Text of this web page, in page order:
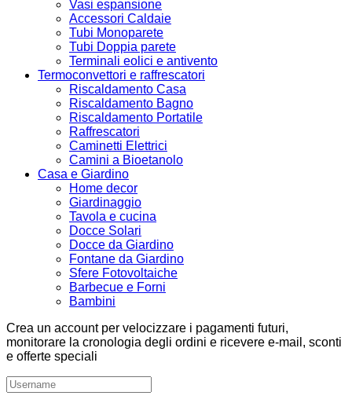
Vasi espansione
Accessori Caldaie
Tubi Monoparete
Tubi Doppia parete
Terminali eolici e antivento
Termoconvettori e raffrescatori
Riscaldamento Casa
Riscaldamento Bagno
Riscaldamento Portatile
Raffrescatori
Caminetti Elettrici
Camini a Bioetanolo
Casa e Giardino
Home decor
Giardinaggio
Tavola e cucina
Docce Solari
Docce da Giardino
Fontane da Giardino
Sfere Fotovoltaiche
Barbecue e Forni
Bambini
Crea un account per velocizzare i pagamenti futuri,
monitorare la cronologia degli ordini e ricevere e-mail, sconti
e offerte speciali